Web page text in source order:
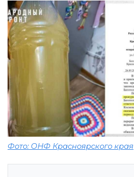
Фото: ОНФ Красноярского края